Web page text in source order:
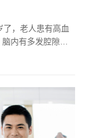
了，老人患有高血
内有多发腔隙性
也不能准确测量
困境。